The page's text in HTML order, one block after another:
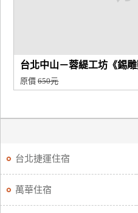
台北中山－蓉緹工坊《錫
原價650元
台北捷運住宿
萬華住宿